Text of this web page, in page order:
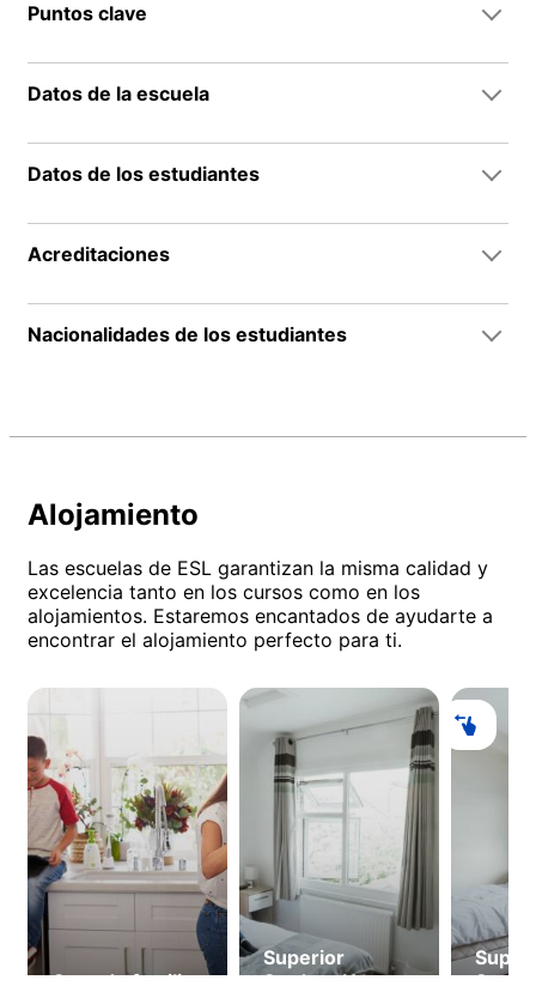
Puntos clave
Datos de la escuela
Datos de los estudiantes
Acreditaciones
Nacionalidades de los estudiantes
Alojamiento
Las escuelas de ESL garantizan la misma calidad y
excelencia tanto en los cursos como en los
alojamientos. Estaremos encantados de ayudarte a
encontrar el alojamiento perfecto para ti.
Casa de familia
Superior
Student House